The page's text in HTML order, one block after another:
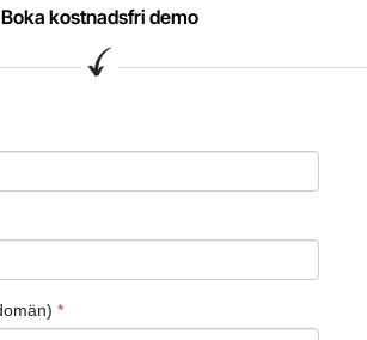
Boka kostnadsfri demo